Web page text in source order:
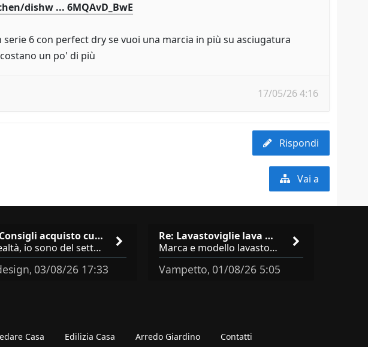
dishw ... 6MQAvD_BwE
6 con perfect dry se vuoi una marcia in più su asciugatura
un po' di più
17/05/26 4:16
Rispondi
Vai a
Re: Consigli acquisto cucina …
In realtà, io sono del settore e collaboro con vari negozi, ti possono dire che sono tutti brand abbastanza simili come
, 03/08/26 17:33
Re: Lavastoviglie lava male: …
Marca e modello lavastoviglie? Programma e Deterisvo utilizzato ? Decalcificatore è regolato in in base alla durezza
Vampetto, 01/08/26 5:05
Casa Edilizia Casa Arredo Giardino
Contatti